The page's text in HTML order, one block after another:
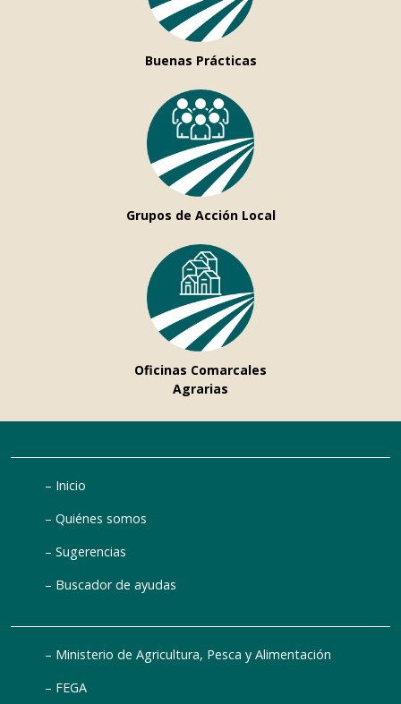
Buenas Prácticas
Grupos de Acción Local
Oficinas Comarcales
Agrarias
Inicio
Quiénes somos
Sugerencias
Buscador de ayudas
Ministerio de Agricultura, Pesca y Alimentación
FEGA